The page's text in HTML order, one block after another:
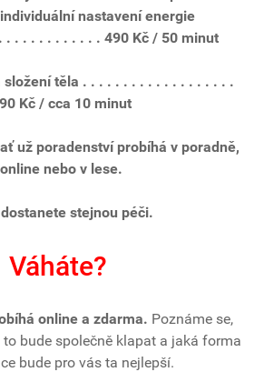
nastavení energie
. . . . . . . . . . . . 490 Kč / 50 minut
těla . . . . . . . . . . . . . . . . . . .
Kč / cca 10 minut
už poradenství probíhá v poradně,
online nebo v lese.
stejnou péči.
Váháte?
online a zdarma. Poznáme se,
bude společně klapat a jaká forma
bude pro vás ta nejlepší.